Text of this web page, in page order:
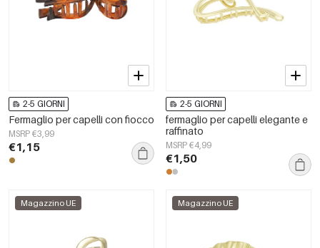
2-5 GIORNI
Fermaglio per capelli con fiocco
MSRP €3,99
€1,15
2-5 GIORNI
fermaglio per capelli elegante e
raffinato
MSRP €4,99
€1,50
Magazzino UE Magazzino UE